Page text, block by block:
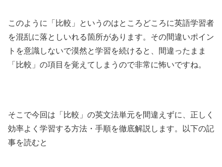
このように「比較」というのはところどころに英語学習者
を混乱に落としいれる箇所があります。その間違いポイン
トを意識しないで漠然と学習を続けると、間違ったまま
「比較」の項目を覚えてしまうので非常に怖いですね。
そこで今回は「比較」の英文法単元を間違えずに、正しく
効率よく学習する方法・手順を徹底解説します。以下の記
事を読むと